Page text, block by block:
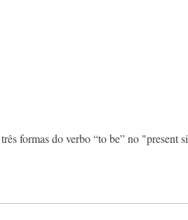
formas do verbo “to be” no "present